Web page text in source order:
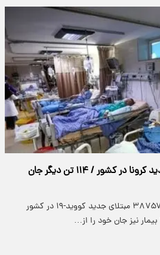
شناسایی ۳۸۷۵۷ ابتلای جدید کرونا در کشور / ۱۱۴ تن دیگر جان
پارسینه: طی شبانه روز گذشته ۳۸۷۵۷ مبتلای جدید کووید-۱۹ در کشور